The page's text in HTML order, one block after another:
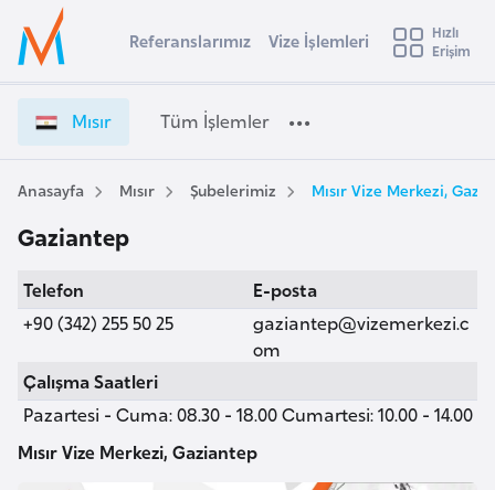
Ülke Seçimi
Başvuru yapmak istediğiniz ülkeyi seçin
Üye
Girişi
ı
r
V
z
ş
m
e
e
t
Referanslarımız Vize İşlemleri
Hızlı
Erişim
Mısır Tüm İşlemler
Anasayfa Mısır Şubelerimiz Mısır Vize Merkezi,
Gaziantep
Telefon
+90 (342) 255 50 25
E-posta
gaziantep@vizemerkezi.c
om
Çalışma Saatleri
Pazartesi - Cuma: 08.30 - 18.00 Cumartesi: 10.00 - 14.00
Mısır Vize Merkezi, Gaziantep
s
t
r
a
v
u
t
u
r